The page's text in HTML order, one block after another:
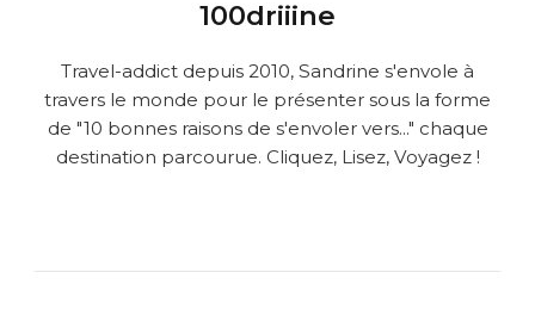
100driiine
Travel-addict depuis 2010, Sandrine s'envole à
travers le monde pour le présenter sous la forme
de "10 bonnes raisons de s'envoler vers..." chaque
destination parcourue. Cliquez, Lisez, Voyagez !